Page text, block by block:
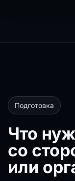
Подготовка
Что
со
или